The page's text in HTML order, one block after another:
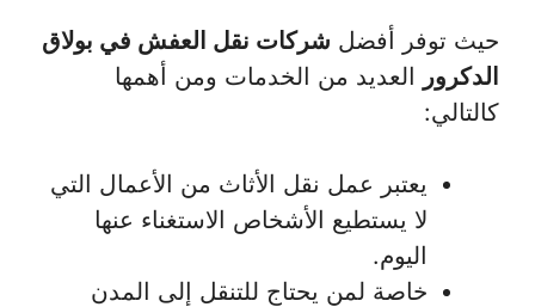
حيث توفر أفضل شركات نقل العفش في بولاق
الدكرور العديد من الخدمات ومن أهمها
كالتالي:
يعتبر عمل نقل الأثاث من الأعمال التي
لا يستطيع الأشخاص الاستغناء عنها
اليوم.
خاصة لمن يحتاج للتنقل إلى المدن